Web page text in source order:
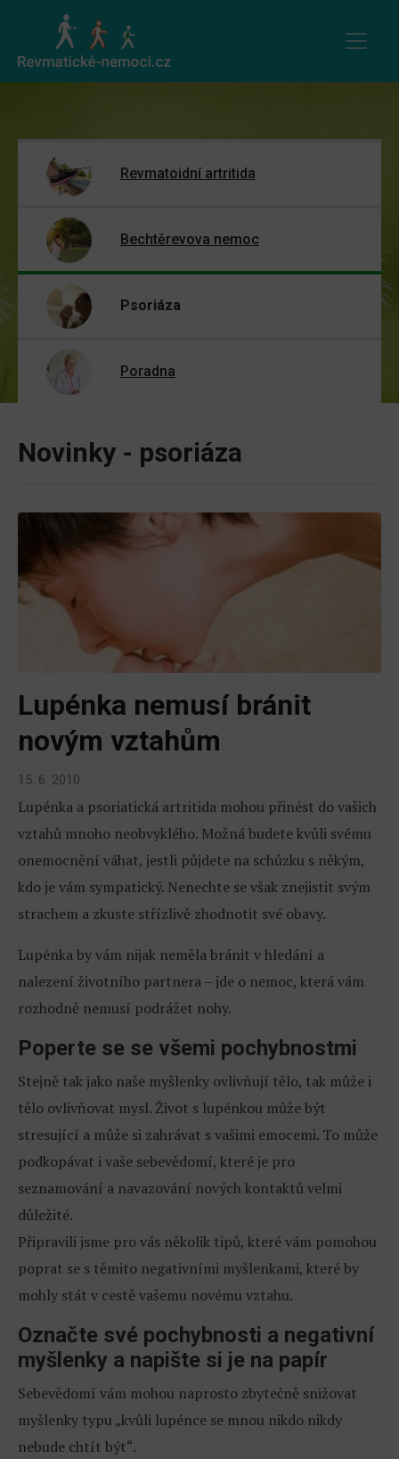
Revmatoidní artritida
Bechtěrevova nemoc
Psoriáza
Poradna
Novinky - psoriáza
Lupénka nemusí bránit
novým vztahům
15. 6. 2010
Lupénka a psoriatická artritida mohou přinést do vašich
vztahů mnoho neobvyklého. Možná budete kvůli svému
onemocnění váhat, jestli půjdete na schůzku s někým,
kdo je vám sympatický. Nenechte se však znejistit svým
strachem a zkuste střízlivě zhodnotit své obavy.
Lupénka by vám nijak neměla bránit v hledání a
nalezení životního partnera – jde o nemoc, která vám
rozhodně nemusí podrážet nohy.
Poperte se se všemi pochybnostmi
Stejně tak jako naše myšlenky ovlivňují tělo, tak může i
tělo ovlivňovat mysl. Život s lupénkou může být
stresující a může si zahrávat s vašimi emocemi. To může
podkopávat i vaše sebevědomí, které je pro
seznamování a navazování nových kontaktů velmi
důležité.
Připravili jsme pro vás několik tipů, které vám pomohou
poprat se s těmito negativními myšlenkami, které by
mohly stát v cestě vašemu novému vztahu.
Označte své pochybnosti a negativní
myšlenky a napište si je na papír
Sebevědomí vám mohou naprosto zbytečně snižovat
myšlenky typu „kvůli lupénce se mnou nikdo nikdy
nebude chtít být“.